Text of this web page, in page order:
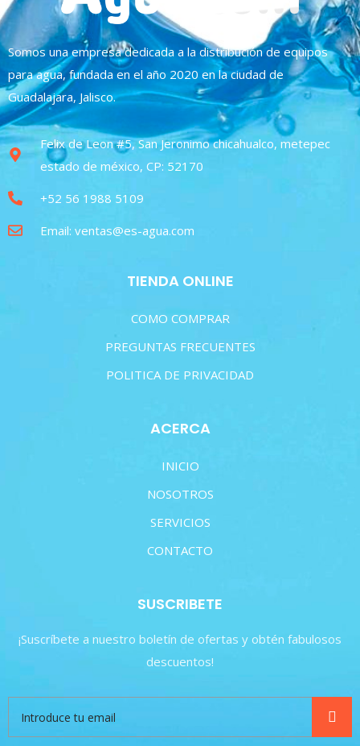
Somos una empresa dedicada a la distribución de equipos
para agua, fundada en el año 2020 en la ciudad de
Guadalajara, Jalisco.
Felix de Leon #5, San Jeronimo chicahualco, metepec
estado de méxico, CP: 52170
+52 56 1988 5109
Email: ventas@es-agua.com
TIENDA ONLINE
COMO COMPRAR
PREGUNTAS FRECUENTES
POLITICA DE PRIVACIDAD
ACERCA
INICIO
NOSOTROS
SERVICIOS
CONTACTO
SUSCRIBETE
¡Suscríbete a nuestro boletín de ofertas y obtén fabulosos
descuentos!